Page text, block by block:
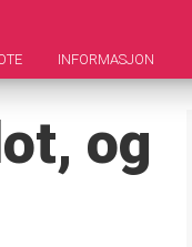
INFORMASJON
og